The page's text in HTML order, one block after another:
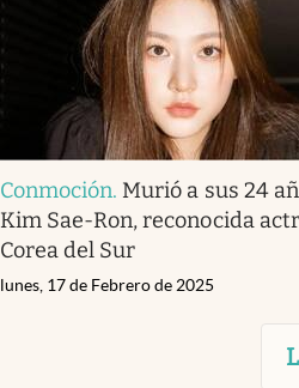
Conmoción. Murió a sus 24
Kim Sae-Ron, reconocida
Corea del Sur
lunes, 17 de Febrero de 2025